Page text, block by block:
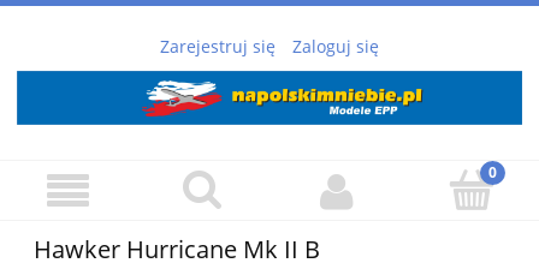
Zarejestruj się Zaloguj się
Hawker Hurricane Mk II B